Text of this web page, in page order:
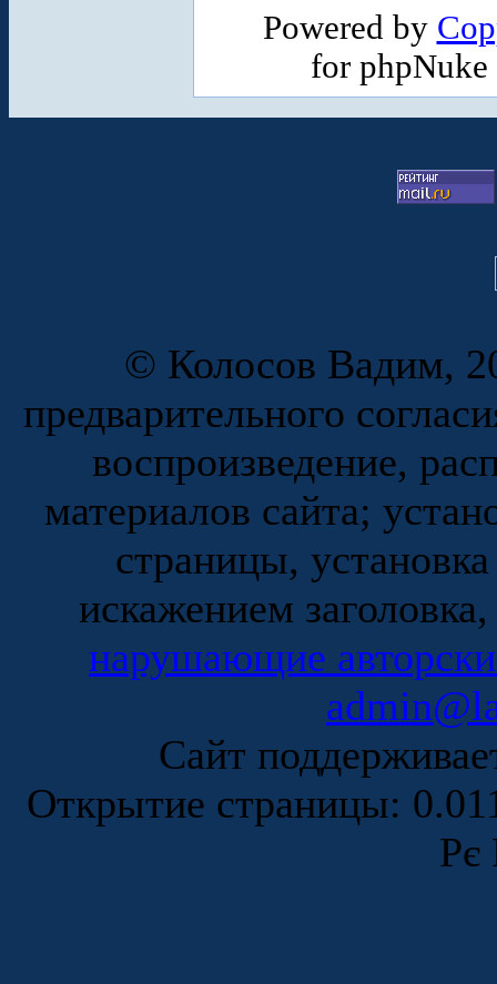
Powered by
for
© Колосов Вадим,
предварительного
воспроизведение,
материалов сайта;
страницы,
искажением
нарушающие
Сайт
Открытие страницы:
Рє